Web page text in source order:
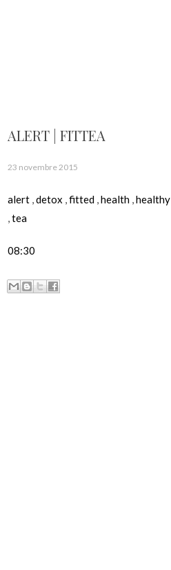
ALERT | FITTEA
23 novembre 2015
alert ,detox ,fitted ,health ,healthy
,tea
08:30